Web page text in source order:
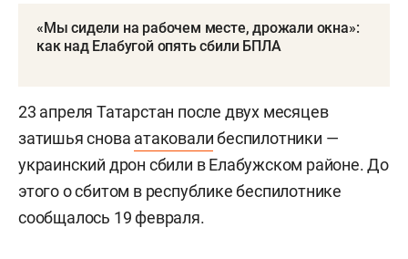
«Мы сидели на рабочем месте, дрожали окна»:
как над Елабугой опять сбили БПЛА
23 апреля Татарстан после двух месяцев
затишья снова атаковалибеспилотники —
украинский дрон сбили в Елабужском районе. До
этого о сбитом в республике беспилотнике
сообщалось 19 февраля.